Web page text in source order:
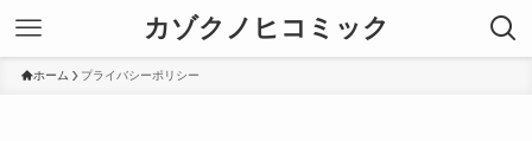
カゾクノヒコミック
ホーム プライバシーポリシー